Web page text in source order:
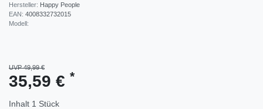
Hersteller: Happy People
EAN: 4008332732015
Modell:
UVP 49,99 €
35,59 € *
Inhalt 1 Stück